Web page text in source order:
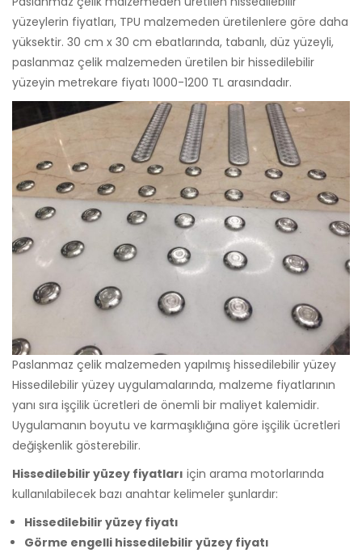
yüzeylerin fiyatları, TPU malzemeden üretilenlere göre daha
yüksektir. 30 cm x 30 cm ebatlarında, tabanlı, düz yüzeyli,
paslanmaz çelik malzemeden üretilen bir hissedilebilir
yüzeyin metrekare fiyatı 1000-1200 TL arasındadır.
Paslanmaz çelik malzemeden yapılmış hissedilebilir yüzey
Hissedilebilir yüzey uygulamalarında, malzeme fiyatlarının
yanı sıra işçilik ücretleri de önemli bir maliyet kalemidir.
Uygulamanın boyutu ve karmaşıklığına göre işçilik ücretleri
değişkenlik gösterebilir.
Hissedilebilir yüzey fiyatları için arama motorlarında
kullanılabilecek bazı anahtar kelimeler şunlardır:
Hissedilebilir yüzey fiyatı
Görme engelli hissedilebilir yüzey fiyatı